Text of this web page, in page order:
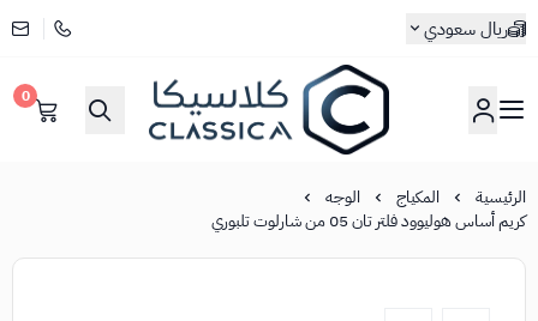
ريال سعودي
كلاسيكا
0
الرئيسية المكياج
الوجه
كريم أساس هوليوود فلتر تان 05 من شارلوت تلبوري